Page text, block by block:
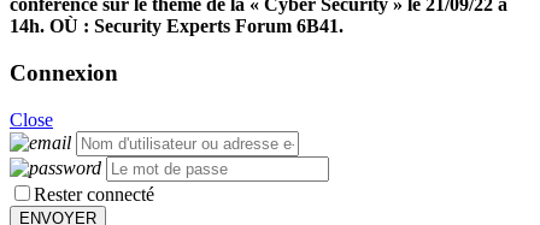
conférence sur le thème de la « Cyber Security » le 21/09/22 à
14h. OÙ : Security Experts Forum 6B41.
Connexion
Close
Rester connecté